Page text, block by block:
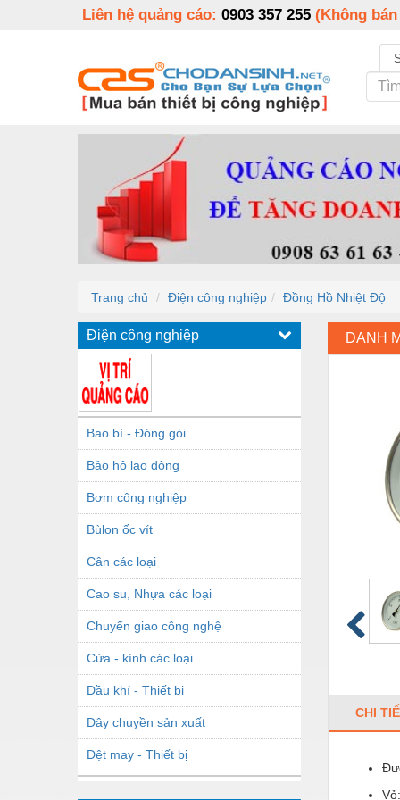
Liên hệ quảng cáo: 0903 357 255 (Không
Trang chủ Điện công nghiệp Đồng Hồ Nhiệt Độ
Điện công nghiệp
Bao bì - Đóng gói
Bảo hộ lao động
Bơm công nghiệp
Bùlon ốc vít
Cân các loại
Cao su, Nhựa các loại
Chuyển giao công nghệ
Cửa - kính các loại
Dầu khí - Thiết bị
Dây chuyền sản xuất
Dệt may - Thiết bị
DANH
CHI